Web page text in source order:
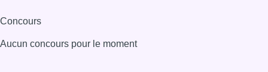
Concours
Aucun concours pour le moment